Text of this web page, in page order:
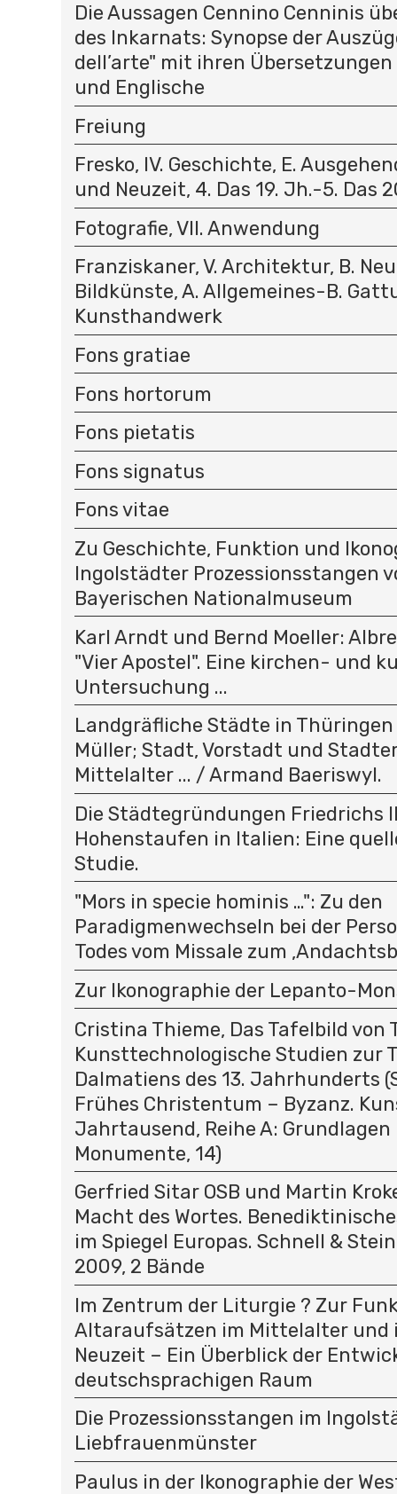
Die Aussagen Cennino Cenninis
des Inkarnats: Synopse der
dell’arte" mit ihren
und Englische
Freiung
Fresko, IV. Geschichte, E.
und Neuzeit, 4. Das 19. Jh.-5. Das
Fotografie, VII. Anwendung
Franziskaner, V. Architektur, B.
Bildkünste, A. Allgemeines-B.
Kunsthandwerk
Fons gratiae
Fons hortorum
Fons pietatis
Fons signatus
Fons vitae
Zu Geschichte, Funktion und
Ingolstädter Prozessionsstangen
Bayerischen Nationalmuseum
Karl Arndt und Bernd Moeller:
"Vier Apostel". Eine kirchen- und
Untersuchung ...
Landgräfliche Städte in
Müller; Stadt, Vorstadt und
Mittelalter ... / Armand Baeriswyl.
Die Städtegründungen Friedrichs
Hohenstaufen in Italien: Eine
Studie.
"Mors in specie hominis …": Zu den
Paradigmenwechseln bei der
Todes vom Missale zum
Zur Ikonographie der Lepanto-
Cristina Thieme, Das Tafelbild von
Kunsttechnologische Studien zur
Dalmatiens des 13. Jahrhunderts
Frühes Christentum – Byzanz.
Jahrtausend, Reihe A: Grundlagen
Monumente, 14)
Gerfried Sitar OSB und Martin
Macht des Wortes.
im Spiegel Europas. Schnell &
2009, 2 Bände
Im Zentrum der Liturgie ? Zur
Altaraufsätzen im Mittelalter und
Neuzeit – Ein Überblick der
deutschsprachigen Raum
Die Prozessionsstangen im
Liebfrauenmünster
Paulus in der Ikonographie der